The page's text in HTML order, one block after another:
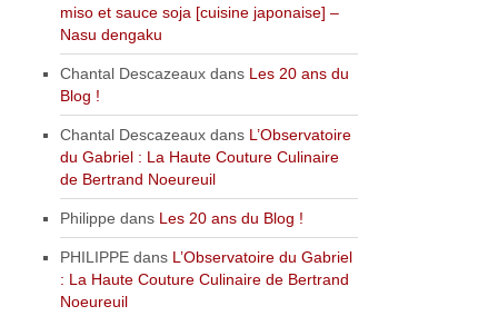
miso et sauce soja [cuisine japonaise] –
Nasu dengaku
Chantal Descazeaux dans Les 20 ans du
Blog !
Chantal Descazeaux dans L’Observatoire
du Gabriel : La Haute Couture Culinaire
de Bertrand Noeureuil
Philippe dans Les 20 ans du Blog !
PHILIPPE dans L’Observatoire du Gabriel
: La Haute Couture Culinaire de Bertrand
Noeureuil